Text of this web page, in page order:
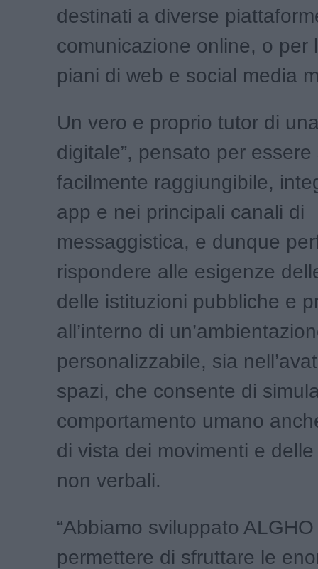
destinati a diverse
comunicazione online, o per
piani di web e social media
Un vero e proprio tutor di
digitale”, pensato per
facilmente raggiungibile,
app e nei principali canali di
messaggistica, e dunque
rispondere alle esigenze
delle istituzioni pubbliche e
all’interno di
personalizzabile, sia
spazi, che consente di
comportamento umano
di vista dei movimenti e
non verbali.
“Abbiamo sviluppato
permettere di sfruttare le